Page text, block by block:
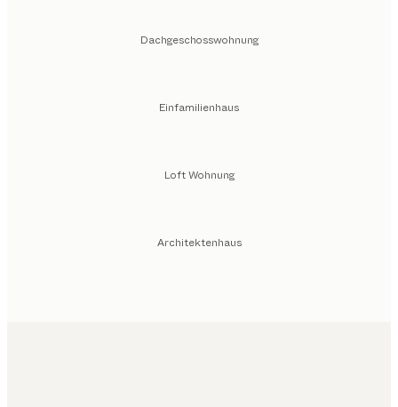
Dachgeschosswohnung
Einfamilienhaus
Loft Wohnung
Architektenhaus